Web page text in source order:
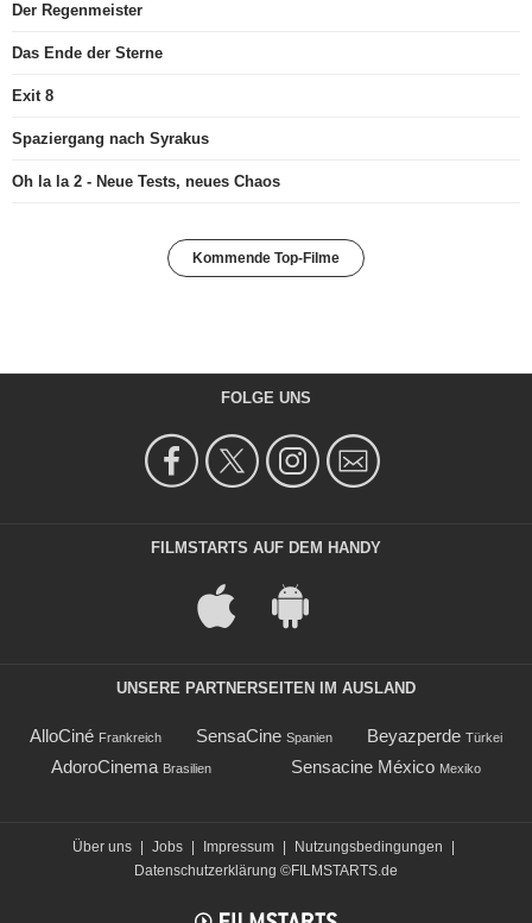
Der Regenmeister
Das Ende der Sterne
Exit 8
Spaziergang nach Syrakus
Oh la la 2 - Neue Tests, neues Chaos
Kommende Top-Filme
FOLGE UNS
FILMSTARTS AUF DEM HANDY
UNSERE PARTNERSEITEN IM AUSLAND
AlloCiné Frankreich SensaCine Spanien Beyazperde Türkei
AdoroCinema Brasilien Sensacine México Mexiko
Über uns Jobs Impressum Nutzungsbedingungen
Datenschutzerklärung ©FILMSTARTS.de